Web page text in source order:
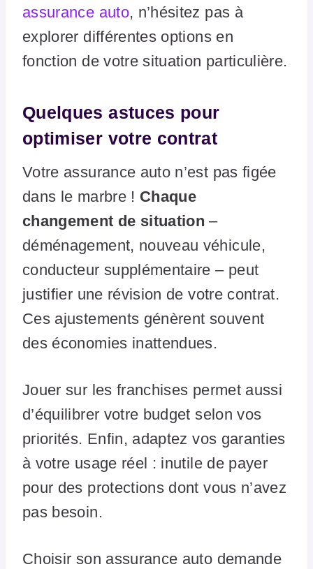
assurance auto, n’hésitez pas à
explorer différentes options en
fonction de votre situation particulière.
Quelques astuces pour
optimiser votre contrat
Votre assurance auto n’est pas figée
dans le marbre ! Chaque
changement de situation –
déménagement, nouveau véhicule,
conducteur supplémentaire – peut
justifier une révision de votre contrat.
Ces ajustements génèrent souvent
des économies inattendues.
Jouer sur les franchises permet aussi
d’équilibrer votre budget selon vos
priorités. Enfin, adaptez vos garanties
à votre usage réel : inutile de payer
pour des protections dont vous n’avez
pas besoin.
Choisir son assurance auto demande